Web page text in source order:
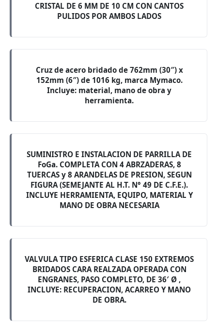
CRISTAL DE 6 MM DE 10 CM CON CANTOS
PULIDOS POR AMBOS LADOS
Cruz de acero bridado de 762mm (30″) x
152mm (6″) de 1016 kg, marca Mymaco.
Incluye: material, mano de obra y
herramienta.
SUMINISTRO E INSTALACION DE PARRILLA DE
FoGa. COMPLETA CON 4 ABRZADERAS, 8
TUERCAS y 8 ARANDELAS DE PRESION, SEGUN
FIGURA (SEMEJANTE AL H.T. N° 49 DE C.F.E.).
INCLUYE HERRAMIENTA, EQUIPO, MATERIAL Y
MANO DE OBRA NECESARIA
VALVULA TIPO ESFERICA CLASE 150 EXTREMOS
BRIDADOS CARA REALZADA OPERADA CON
ENGRANES, PASO COMPLETO, DE 36′ Ø ,
INCLUYE: RECUPERACION, ACARREO Y MANO
DE OBRA.